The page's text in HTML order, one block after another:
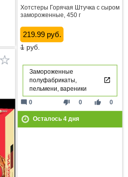
Хотстеры Горячая Штучка с сыром
замороженные, 450 г
219.99 руб.
1руб.
Замороженные
полуфабрикаты,
пельмени, вареники
thumb_down 0 thumb_up 0
mode_comment 0
Осталось 4дня